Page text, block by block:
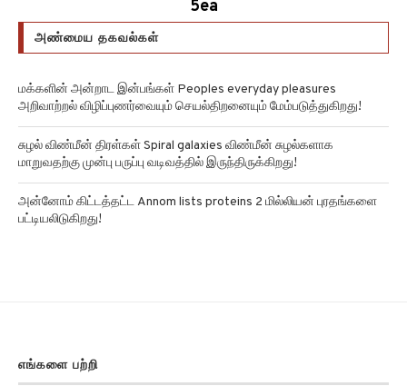
அண்மைய தகவல்கள்
அறிவாற்றல் விழிப்புணர்வையும் செயல்திறனையும் மேம்படுத்துகிறது!
சுழல் விண்மீன் திரள்கள் Spiral galaxies விண்மீன் சுழல்களாக
மாறுவதற்கு முன்பு பருப்பு வடிவத்தில் இருந்திருக்கிறது!
அன்னோம் கிட்டத்தட்ட Annom lists proteins 2 மில்லியன் புரதங்களை
பட்டியலிடுகிறது!